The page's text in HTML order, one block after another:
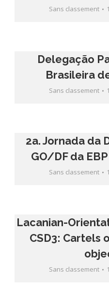
Sans classement
Delegação
Brasileira
Sans classement
2a. Jornada da
GO/DF da
Sans classement
Lacanian-
CSD3: Cartels
Sans classement